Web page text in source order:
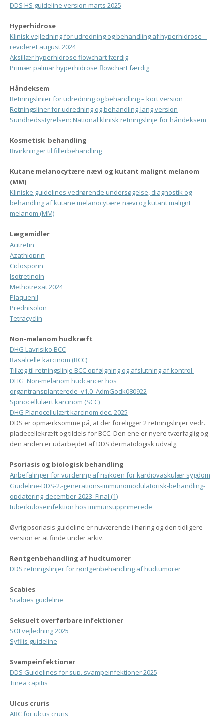
DDS HS guideline version marts 2025
Hyperhidrose
Klinisk vejledning for udredning og behandling af hyperhidrose –
revideret august2024
Aksillær hyperhidrose flowchart færdig
Primær palmar hyperhidrose flowchart færdig
Håndeksem
Retningslinier for udredning og behandling – kort version
Retningsliner for udredning og behandling-lang version
Sundhedsstyrelsen: National klinisk retningslinje for håndeksem
Kosmetisk behandling
Bivirkninger til fillerbehandling
Kutane melanocytære nævi og kutant malignt melanom
(MM)
Kliniske guidelines vedrørende undersøgelse, diagnostik og
behandling af kutane melanocytære nævi og kutant malignt
melanom (MM)
Lægemidler
Acitretin
Azathioprin
Ciclosporin
Isotretinoin
Methotrexat 2024
Plaquenil
Prednisolon
Tetracyclin
Non-melanom hudkræft
DHG Lavrisiko BCC
Basalcelle karcinom (BCC)
Tillæg til retningslinje BCC opfølgning og afslutning af kontrol
DHG_Non-melanom hudcancer hos
organtransplanterede_v1.0_AdmGodk080922
Spinocellulært karcinom (SCC)
DHG Planocellulært karcinom dec. 2025
DDS er opmærksomme på, at der foreligger 2 retningslinjer vedr.
pladecellekræft og tildels for BCC. Den ene er nyere tværfaglig og
den anden er udarbejdet af DDS dermatologisk udvalg.
Psoriasis og biologisk behandling
Anbefalinger for vurdering af risikoen for kardiovaskulær sygdom
Guideline-DDS-2.-generations-immunomodulatorisk-behandling-
opdatering-december-2023_Final (1)
tuberkuloseinfektion hos immunsupprimerede
Øvrig psoriasis guideline er nuværende i høring og den tidligere
version er at finde under arkiv.
Røntgenbehandling af hudtumorer
DDS retningslinjer for røntgenbehandling af hudtumorer
Scabies
Scabies guideline
Seksuelt overførbare infektioner
SOI vejledning 2025
Syfilis guideline
Svampeinfektioner
DDS Guidelines for sup. svampeinfektioner 2025
Tinea capitis
Ulcus cruris
ABC for ulcus cruris